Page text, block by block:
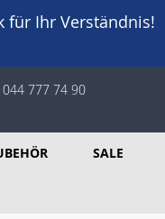
für Ihr Verständnis!
044 777 74 90
SALE